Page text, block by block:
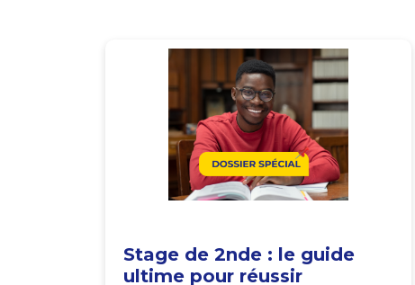
Stage de 2nde : le guide
ultime pour réussir